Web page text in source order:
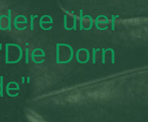
über
Dorn